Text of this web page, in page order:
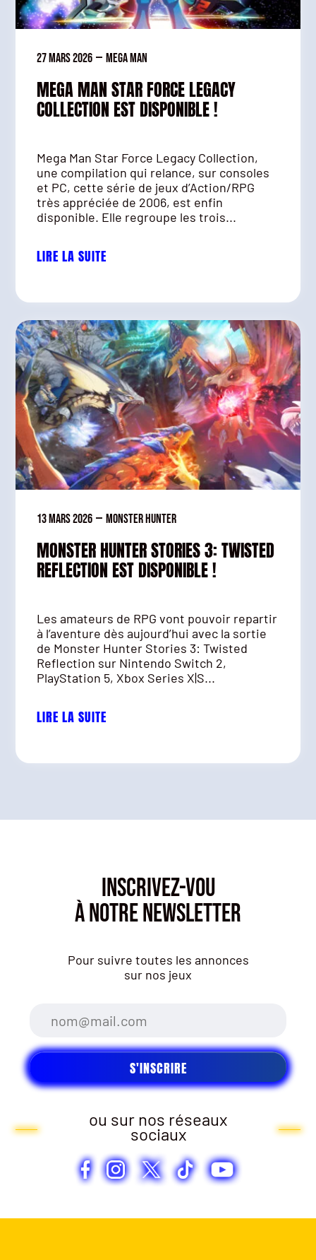
27 mars 2026 — Mega man
MEGA MAN STAR FORCE LEGACY
COLLECTION EST DISPONIBLE !
Mega Man Star Force Legacy Collection,
une compilation qui relance, sur consoles
et PC, cette série de jeux d’Action/RPG
très appréciée de 2006, est enfin
disponible. Elle regroupe les trois...
LIRE LA SUITE
13 mars 2026 — Monster Hunter
MONSTER HUNTER STORIES 3: TWISTED
REFLECTION EST DISPONIBLE !
Les amateurs de RPG vont pouvoir repartir
à l’aventure dès aujourd’hui avec la sortie
de Monster Hunter Stories 3: Twisted
Reflection sur Nintendo Switch 2,
PlayStation 5, Xbox Series X|S...
LIRE LA SUITE
INSCRIVEZ-VOU
À NOTRE NEWSLETTER
Pour suivre toutes les annonces
sur nos jeux
ou sur nos réseaux
sociaux